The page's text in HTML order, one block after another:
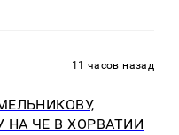
11 часов назад
ЧЕ В ХОРВАТИИ